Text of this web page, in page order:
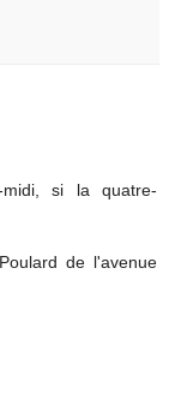
si la quatre-
de l'avenue